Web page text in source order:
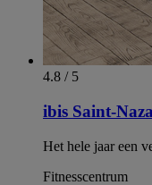
4.8 / 5
ibis Saint-
Het hele jaar een
Fitnesscentrum